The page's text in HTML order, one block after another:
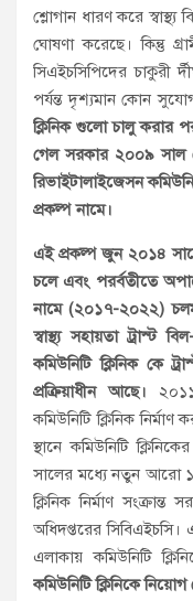
শ্লোগান ধারণ করে
ঘোষণা করেছে। কিন্তু
সিএইচসিপিদের চাকুরী
পর্যন্ত দৃশ্যমান কোন
ক্লিনিক গুলো চালু করার
গেল সরকার ২০০৯ সাল
রিভাইটালাইজেসন
প্রকল্প নামে।
এই প্রকল্প জুন ২০১৪
চলে এবং পরর্বতীতে
নামে (২০১৭-২০২২)
স্বাস্থ্য সহায়তা ট্রাস্ট
কমিউনিটি ক্লিনিক কে
প্রক্রিয়াধীন আছে।
কমিউনিটি ক্লিনিক
স্থানে কমিউনিটি
সালের মধ্যে নতুন আরো
ক্লিনিক নির্মাণ সংক্রান্ত
অধিদপ্তরের সিবিএইচসি।
এলাকায় কমিউনিটি
কমিউনিটি ক্লিনিকে